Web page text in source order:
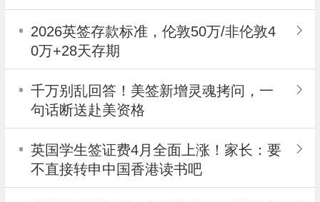
2026英签存款标准，伦敦50万/非伦敦4
0万+28天存期
千万别乱回答！美签新增灵魂拷问，一
句话断送赴美资格
英国学生签证费4月全面上涨！家长：要
不直接转申中国香港读书吧